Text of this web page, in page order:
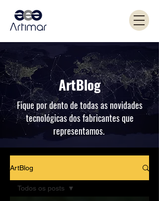
ArtBlog
Fique por dento de todas as novidades
tecnológicas dos fabricantes que
representamos.
ArtBlog
Todos os posts